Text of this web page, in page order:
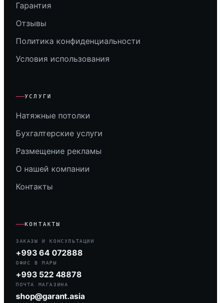
Гарантия
Отзывы
Политика конфиденциальности
Условия использования
УСЛУГИ
Натяжные потолки
Бухгалтерские услуги
Размещение рекламы
О нашей компании
Контакты
КОНТАКТЫ
ЗАКАЗЫ И КОНСУЛЬТАЦИИ
+993 64 072888
ОФИС В МАРЫ
+993 522 48878
ПОЧТА МАГАЗИНА
shop@garant.asia